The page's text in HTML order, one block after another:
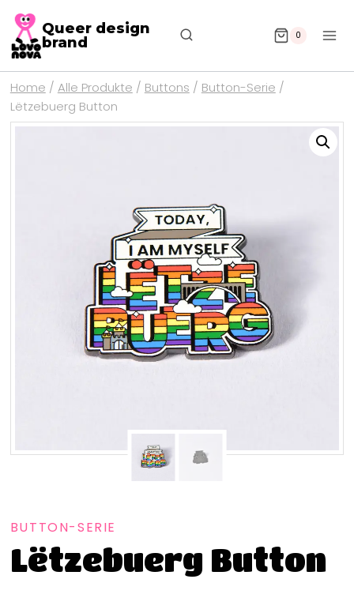
Queer design
brand
0
Home / Alle Produkte / Buttons / Button-Serie /
Lëtzebuerg Button
BUTTON-SERIE
Lëtzebuerg Button